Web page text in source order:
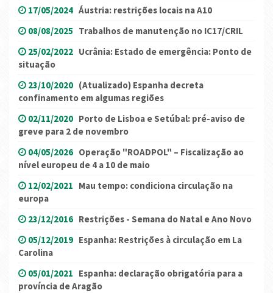
17/05/2024 Áustria: restrições locais na A10
08/08/2025 Trabalhos de manutenção no IC17/CRIL
25/02/2022 Ucrânia: Estado de emergência: Ponto de
situação
23/10/2020 (Atualizado) Espanha decreta
confinamento em algumas regiões
02/11/2020 Porto de Lisboa e Setúbal: pré-aviso de
greve para 2 de novembro
04/05/2026 Operação "ROADPOL" – Fiscalização ao
nível europeu de 4 a 10 de maio
12/02/2021 Mau tempo: condiciona circulação na
europa
23/12/2016 Restrições - Semana do Natal e Ano Novo
05/12/2019 Espanha: Restrições à circulação em La
Carolina
05/01/2021 Espanha: declaração obrigatória para a
província de Aragão